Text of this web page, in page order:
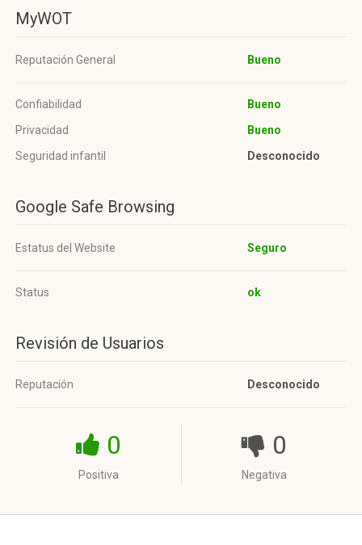
MyWOT
Reputación General Bueno
Confiabilidad
Bueno
Privacidad
Bueno
Seguridad infantil
Desconocido
Google Safe Browsing
Estatus del Website Seguro
Status ok
Revisión de Usuarios
Reputación Desconocido
0
Positiva
0
Negativa